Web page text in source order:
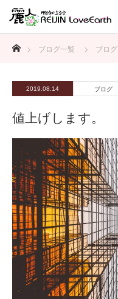
ブログ一覧 ブログ
2019.08.14 ブログ
値上げします。